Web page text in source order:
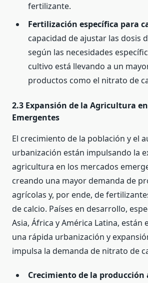
fertilizante.
Fertilización específica para
capacidad de ajustar las dosis
según las necesidades
cultivo está llevando a un
productos como el nitrato de
2.3 Expansión de la Agricultura
Emergentes
El crecimiento de la población y el
urbanización están impulsando la
agricultura en los mercados
creando una mayor demanda de
agrícolas y, por ende, de
de calcio. Países en desarrollo,
Asia, África y América Latina, están
una rápida urbanización y
impulsa la demanda de nitrato de
Crecimiento de la producción